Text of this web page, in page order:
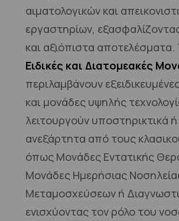
αιματολογικών και
εργαστηρίων,
και αξιόπιστα αποτελέσματα.
Ειδικές και Διατομεακές
περιλαμβάνουν
και μονάδες υψηλής
λειτουργούν υποστηρικτικά ή
ανεξάρτητα από τους
όπως Μονάδες Εντατικής
Μονάδες Ημερήσιας
Μεταμοσχεύσεων ή
ενισχύοντας τον ρόλο του